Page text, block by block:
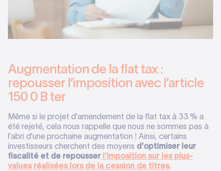
Augmentation de la flat tax :
repousser l’imposition avec l’article
150 0 B ter
Même si le projet d'amendement de la flat tax à 33 % a
été rejeté, cela nous rappelle que nous ne sommes pas à
l'abri d'une prochaine augmentation ! Ainsi, certains
investisseurs cherchent des moyens d'optimiser leur
fiscalité et de repousser l'imposition sur les plus-
values réalisées lors de la cession de titres.